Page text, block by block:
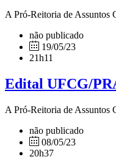
A Pró-Reitoria de Assuntos
não publicado
19/05/23
21h11
Edital UFCG/
A Pró-Reitoria de Assuntos
não publicado
08/05/23
20h37